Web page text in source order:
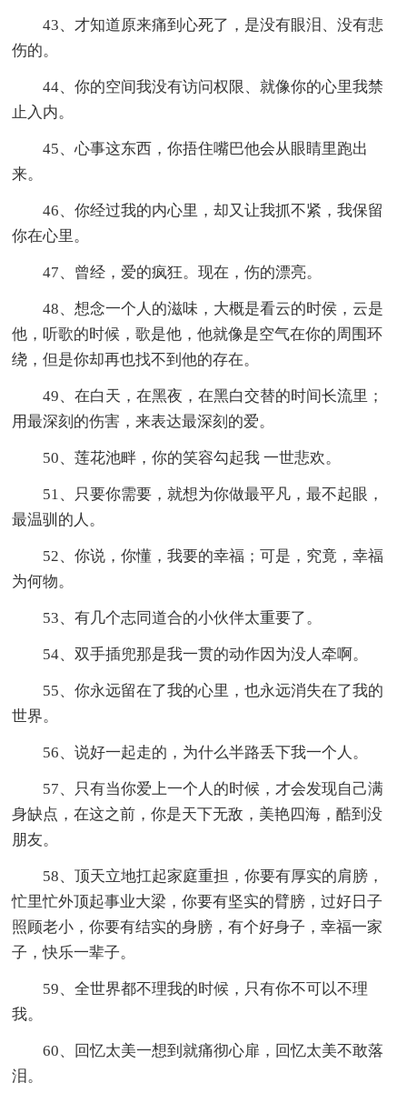
43、才知道原来痛到心死了，是没有眼泪、没有悲
伤的。
44、你的空间我没有访问权限、就像你的心里我禁
止入内。
45、心事这东西，你捂住嘴巴他会从眼睛里跑出
来。
46、你经过我的内心里，却又让我抓不紧，我保留
你在心里。
47、曾经，爱的疯狂。现在，伤的漂亮。
48、想念一个人的滋味，大概是看云的时侯，云是
他，听歌的时候，歌是他，他就像是空气在你的周围环
绕，但是你却再也找不到他的存在。
49、在白天，在黑夜，在黑白交替的时间长流里；
用最深刻的伤害，来表达最深刻的爱。
50、莲花池畔，你的笑容勾起我 一世悲欢。
51、只要你需要，就想为你做最平凡，最不起眼，
最温驯的人。
52、你说，你懂，我要的幸福；可是，究竟，幸福
为何物。
53、有几个志同道合的小伙伴太重要了。
54、双手插兜那是我一贯的动作因为没人牵啊。
55、你永远留在了我的心里，也永远消失在了我的
世界。
56、说好一起走的，为什么半路丢下我一个人。
57、只有当你爱上一个人的时候，才会发现自己满
身缺点，在这之前，你是天下无敌，美艳四海，酷到没
朋友。
58、顶天立地扛起家庭重担，你要有厚实的肩膀，
忙里忙外顶起事业大梁，你要有坚实的臂膀，过好日子
照顾老小，你要有结实的身膀，有个好身子，幸福一家
子，快乐一辈子。
59、全世界都不理我的时候，只有你不可以不理
我。
60、回忆太美一想到就痛彻心扉，回忆太美不敢落
泪。